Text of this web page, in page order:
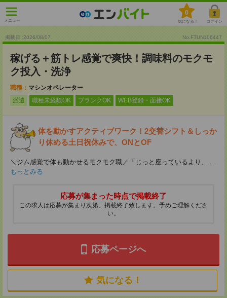
メニュー
0
気になる！ ログイン
掲載日 :2026/08/07 No.FTUN106447
稼げる＋筋トレ感覚で爽快！調味料のモクモ
ク投入・洗浄
職種： マシンオペレーター
派遣
職種未経験OK ブランクOK WEB登録・面接OK
体を動かすアクティブワーク！2交替シフト＆しっか
り休める土日祝休みで、ONとOF
＼ジム感覚で体も動かせるモクモク職／「じっと座っているより、
...
もっとみる
応募が集まった時点で掲載終了
この求人は応募が集まり次第、掲載終了致します。予めご理解くださ
い。
応募ページへ
気になる！